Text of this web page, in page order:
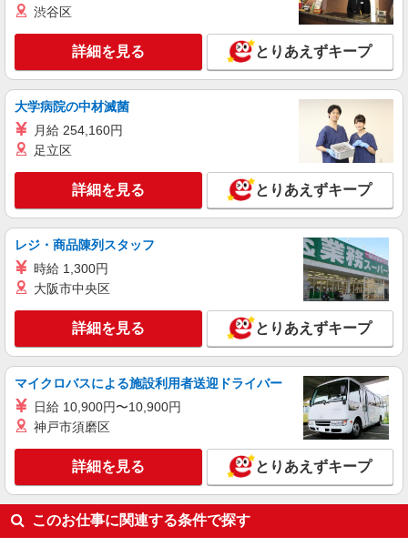
派遣社員
株式会社kotrio /●NG-H-2029575
＜御器所＞デイサービスSTAFF＊16時退社も
OK！子育て世代活躍中
時給1500円〜2125円 ＜日払い有/週払い有/交
通費全支給(ガソリン代含む)＞
キープ 詳細を見る
株式会社kotrio /●NG-H-1992467
御器所駅≫高収入！シニア向け高級マンション
時給1500円〜2125円 ＜日払い有/週払い有/交
通費全支給(ガソリン代含む)＞
名古屋市昭和区
キープ 詳細を見る
正社員
グループホーム ソラスト白金/2380000040-026
介護職員（ヘルパー）（役職なし）
月給204,600円〜219,600円（経験・能力等に
よる）
愛知県名古屋市昭和区白金1-20-3
渋谷区
詳細を見る とりあえずキープ
大学病院の中材滅菌
月給 254,160円
足立区
詳細を見る とりあえずキープ
レジ・商品陳列スタッフ
時給 1,300円
大阪市中央区
詳細を見る とりあえずキープ
マイクロバスによる施設利用者送迎ドライバー
日給 10,900円〜10,900円
神戸市須磨区
詳細を見る とりあえずキープ
このお仕事に関連する条件で探す